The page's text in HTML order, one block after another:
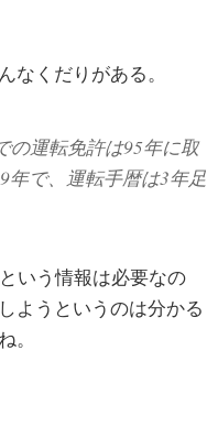
くだりがある。
の運転免許は95年に取
年で、運転手暦は3年足
いう情報は必要なの
ようというのは分かる
。